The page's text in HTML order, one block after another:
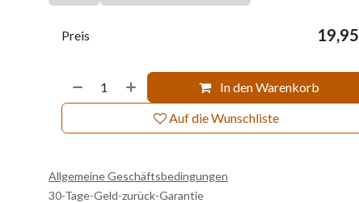
In den Warenkorb
Auf die Wunschliste
Preis 19,95
Allgemeine Geschäftsbedingungen
30-Tage-Geld-zurück-Garantie